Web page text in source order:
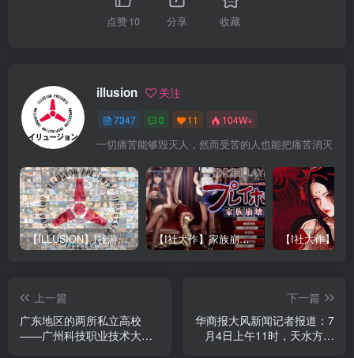
点赞10 分享 收藏
illusion 关注
7347 0 11 104W+
一切痛苦能够毁灭人，然而受苦的人也能把痛苦消灭
【ILLUSION】I社游戏合集截至2025 无修正汉化硬盘纯净版手慢无[微云/OD] 【I社大作】家族崩坏Playhome 终极12.0收藏版新整合【85G/补档福利】【年费会员专享，手慢无】
上一篇
广东地区的两所私立高校
——广州科技职业技术大学
下一篇
华商报大风新闻记者报道：7
月4日上午11时，天水方面